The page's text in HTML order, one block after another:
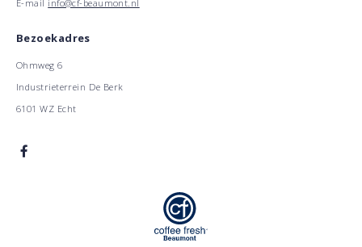
E-mail info@cf-beaumont.nl
Bezoekadres
Ohmweg 6
Industrieterrein De Berk
6101 WZ Echt